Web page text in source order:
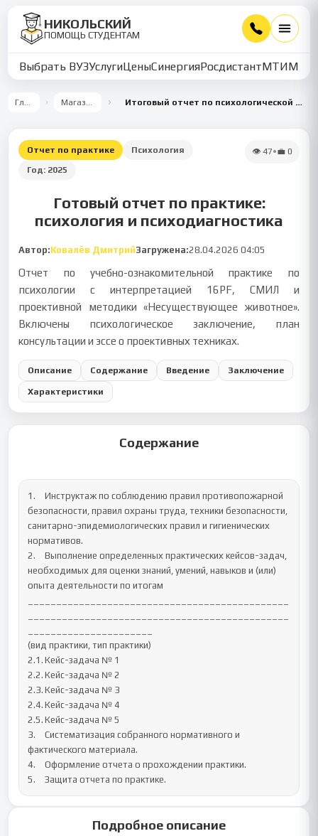
НИКОЛЬСКИЙ
ПОМОЩЬ СТУДЕНТАМ
Выбрать ВУЗУслугиЦеныСинергияРосдистантМТИММУ
Главная Магазин работ Итоговый отчет по психологической учебно-ознакомительной практике с интерпретацией 16PF, СМИЛ и методики «Несуществующее животное»
Отчет по практике
Психология
Год: 2025
👁 47•💼 0
Готовый отчет по практике:
психология и психодиагностика
Автор:Ковалёв ДмитрийЗагружена:28.04.2026 04:05
Отчет по учебно-ознакомительной практике по
психологии с интерпретацией 16PF, СМИЛ и
проективной методики «Несуществующее животное».
Включены психологическое заключение, план
консультации и эссе о проективных техниках.
Описание Содержание Введение Заключение
Характеристики
Содержание
1.	Инструктаж по соблюдению правил противопожарной
безопасности, правил охраны труда, техники безопасности,
санитарно-эпидемиологических правил и гигиенических
нормативов.
2.	Выполнение определенных практических кейсов-задач,
необходимых для оценки знаний, умений, навыков и (или)
опыта деятельности по итогам
(вид практики, тип практики)
2.1.	Кейс-задача № 1
2.2.	Кейс-задача № 2
2.3.	Кейс-задача № 3
2.4.	Кейс-задача № 4
2.5.	Кейс-задача № 5
3.	Систематизация собранного нормативного и
фактического материала.
4.	Оформление отчета о прохождении практики.
5.	Защита отчета по практике.
Подробное описание